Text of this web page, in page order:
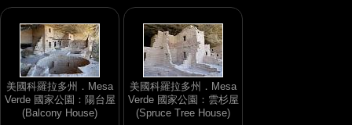
美國科羅拉多州．Mesa
Verde 國家公園：陽台屋
(Balcony House)
美國科羅拉多州．Mesa
Verde 國家公園：雲杉屋
(Spruce Tree House)